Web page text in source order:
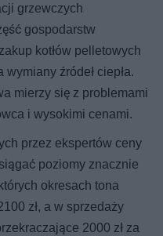
grzewczych
gospodarstw
kotłów pelletowych
źródeł ciepła.
mierzy się z problemami
i wysokimi cenami.
przez ekspertów ceny
poziomy znacznie
okresach tona
zł, a w sprzedaży
2000 zł za